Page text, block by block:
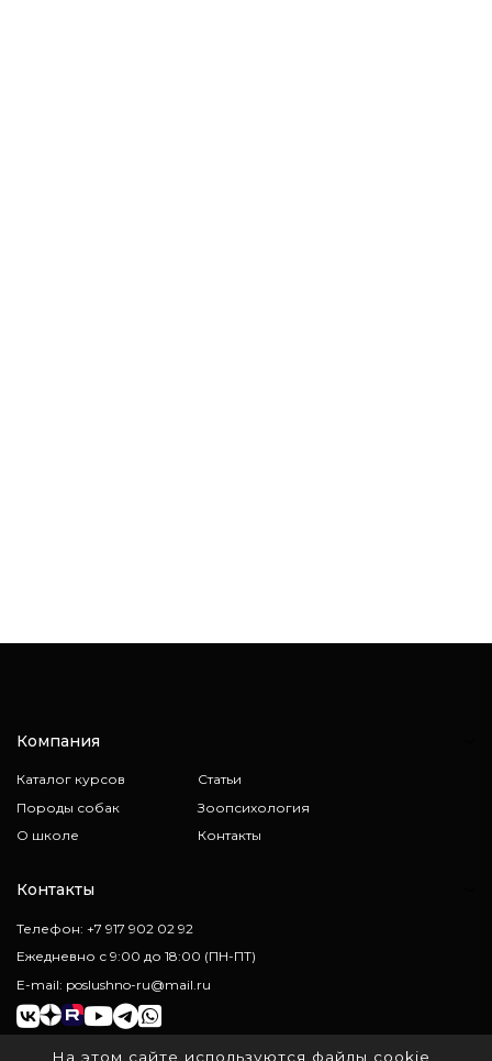
Компания
Каталог курсов
Породы собак
О школе
Статьи
Зоопсихология
Контакты
Контакты
Телефон: +7 917 902 02 92
Ежедневно с 9:00 до 18:00 (ПН-ПТ)
E-mail: poslushno-ru@mail.ru
На этом сайте используются файлы cookie.